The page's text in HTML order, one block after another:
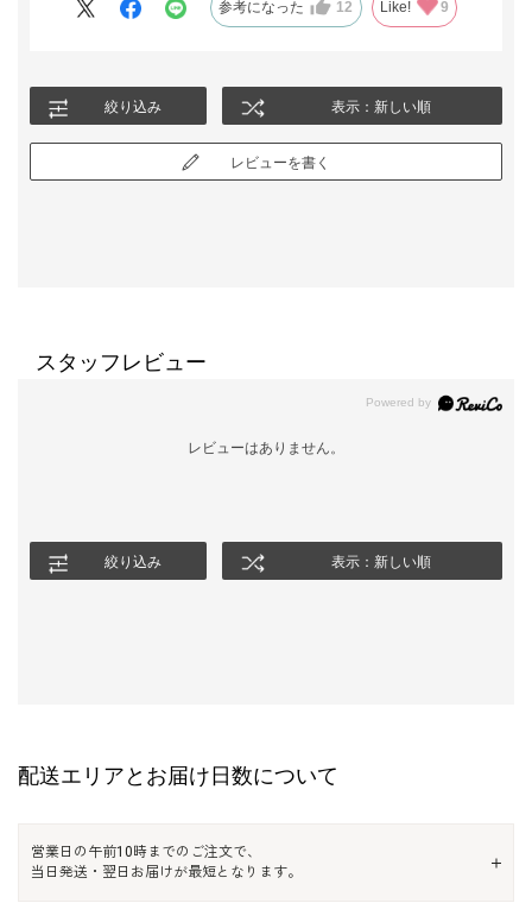
参考になった 12 Like! 9
絞り込み 表示：新しい順
レビューを書く
スタッフレビュー
レビューはありません。
絞り込み 表示：新しい順
配送エリアとお届け日数について
営業日の午前10時までのご注文で、
当日発送・翌日お届けが最短となります。